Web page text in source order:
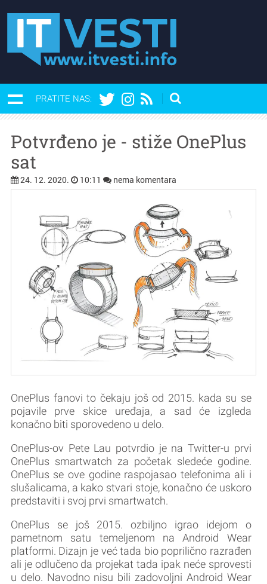
PRATITE NAS:
Potvrđeno je - stiže OnePlus
sat
24. 12. 2020. 10:11 nema komentara
OnePlus fanovi to čekaju još od 2015. kada su se
pojavile prve skice uređaja, a sad će izgleda
konačno biti sporovedeno u delo.
OnePlus-ov Pete Lau potvrdio je na Twitter-u prvi
OnePlus smartwatch za početak sledeće godine.
OnePlus se ove godine raspojasao telefonima ali i
slušalicama, a kako stvari stoje, konačno će uskoro
predstaviti i svoj prvi smartwatch.
OnePlus se još 2015. ozbiljno igrao idejom o
pametnom satu temeljenom na Android Wear
platformi. Dizajn je već tada bio poprilično razrađen
ali je odlučeno da projekat tada ipak neće sprovesti
u delo. Navodno nisu bili zadovoljni Android Wear